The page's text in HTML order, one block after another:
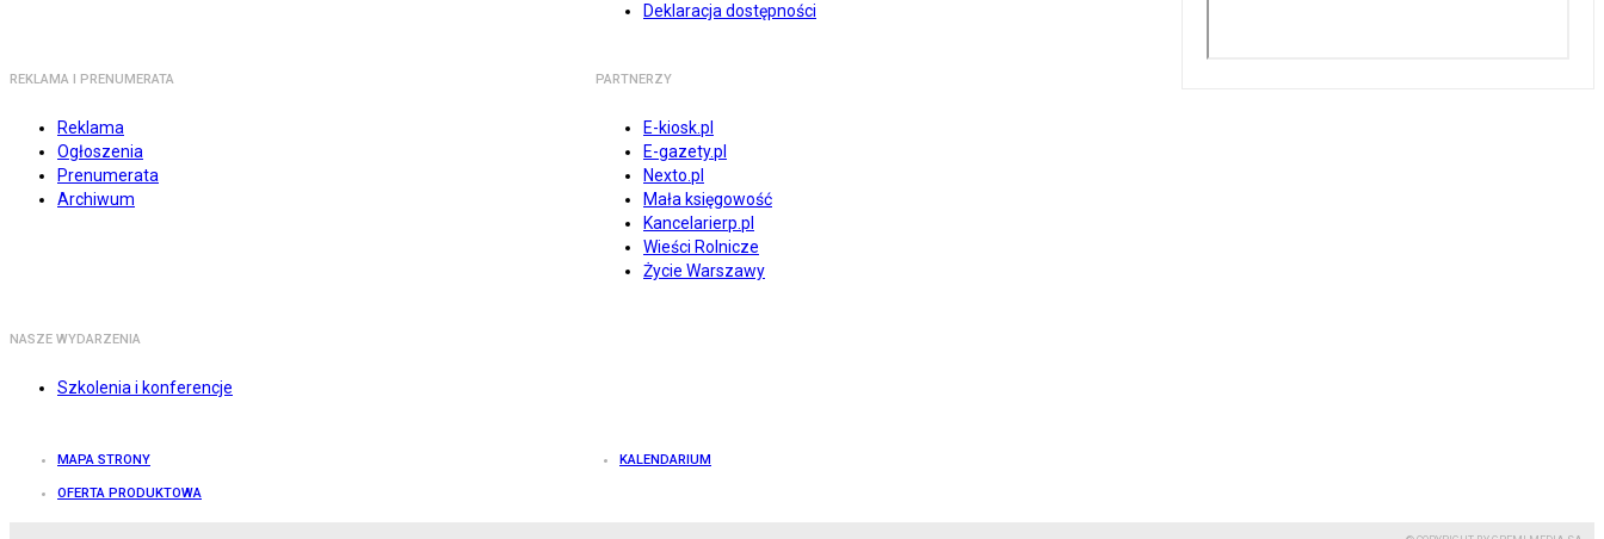
Deklaracja dostępności
REKLAMA I PRENUMERATA
Reklama
Ogłoszenia
Prenumerata
Archiwum
PARTNERZY
E-kiosk.pl
E-gazety.pl
Nexto.pl
Mała księgowość
Kancelarierp.pl
Wieści Rolnicze
Życie Warszawy
NASZE WYDARZENIA
Szkolenia i konferencje
MAPA STRONY KALENDARIUM
OFERTA PRODUKTOWA